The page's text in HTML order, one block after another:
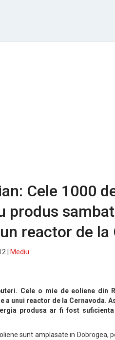
Cele 1000
produs
reactor de la
|
Mediu
Cele o mie de eoliene din
a unui reactor de la Cernavoda.
produsa ar fi fost
sunt amplasate in Dobrogea,